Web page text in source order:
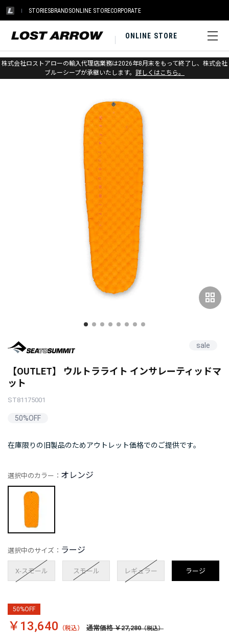
STORIESBRANDSONLINE STORECORPORATE
ONLINE STORE
株式会社ロストアローの輸入代理店業務は2026年8月末をもって終了し、株式会社
ブルーシープが承継いたします。 詳しくはこちら。
ホーム > アウトレット > その他ギア
grid_view
sale
【OUTLET】 ウルトラライト インサレーティッドマ
ット
ST81175001
50%OFF
在庫限りの旧製品のためアウトレット価格でのご提供です。
選択中のカラー： オレンジ
選択中のサイズ： ラージ
X-スモール スモール レギュラー ラージ
50%OFF
￥13,640 通常価格 ￥27,280